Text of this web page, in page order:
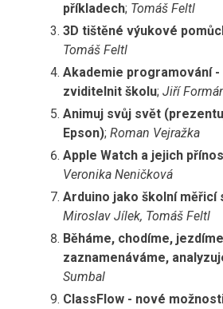
příkladech; Tomáš Feltl
3D tištěné výukové
Tomáš Feltl
Akademie programování
zviditelnit školu; Jiří
Animuj svůj svět
Epson); Roman Vejražka
Apple Watch a jejich
Veronika Neničková
Arduino jako školní měřicí
Miroslav Jílek, Tomáš Feltl
Běháme, chodíme,
zaznamenáváme,
Sumbal
ClassFlow - nové